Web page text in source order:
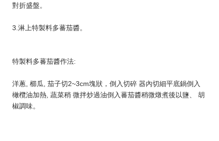
對折盛盤。
3.淋上特製料多蕃茄醬。
特製料多蕃茄醬作法:
洋蔥, 櫛瓜, 茄子切2~3cm塊狀，倒入切碎 器內切細平底鍋倒入
橄欖油加熱, 蔬菜稍 微拌炒過油倒入蕃茄醬稍微燉煮後以鹽、 胡
椒調味。